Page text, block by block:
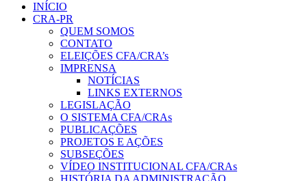
INÍCIO
CRA-PR
QUEM SOMOS
CONTATO
ELEIÇÕES CFA/CRA’s
IMPRENSA
NOTÍCIAS
LINKS EXTERNOS
LEGISLAÇÃO
O SISTEMA CFA/CRAs
PUBLICAÇÕES
PROJETOS E AÇÕES
SUBSEÇÕES
VÍDEO INSTITUCIONAL CFA/CRAs
HISTÓRIA DA ADMINISTRAÇÃO